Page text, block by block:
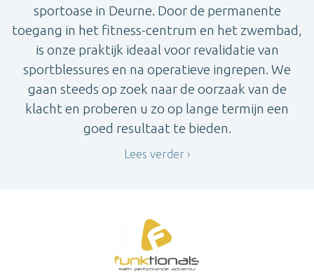
sportoase in Deurne. Door de permanente
toegang in het fitness-centrum en het zwembad,
is onze praktijk ideaal voor revalidatie van
sportblessures en na operatieve ingrepen. We
gaan steeds op zoek naar de oorzaak van de
klacht en proberen u zo op lange termijn een
goed resultaat te bieden.
Lees verder